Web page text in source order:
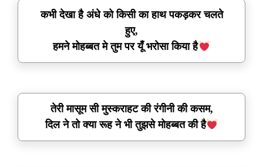
कभी देखा है अंधे को किसी का हाथ पकड़कर चलते
हुए,
हमने मोहब्बत मे तुम पर यूँ भरोसा किया है
तेरी मासूम सी मुस्कराहट की रंगीनी की कसम,
दिल ने तो क्या रूह ने भी तुझसे मोहब्बत की है